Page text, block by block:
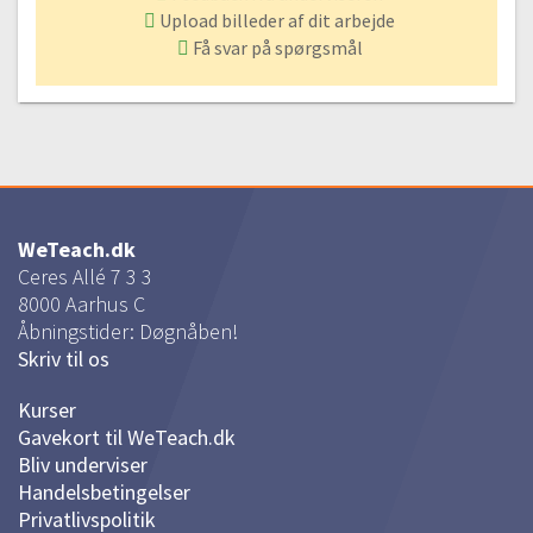
#51 Mellemstykket i retriller
02:14
Hue med stjernemønster | Indtagninger
#55 Hue med stjernemønster | Vi strikker efter diagram
Gratis video
00:22
#57 Ribkanten
01:03
#58 Skift til tykke pinde
Upload billeder af dit arbejde
Få svar på spørgsmål
WeTeach.dk
Ceres Allé 7 3 3
8000 Aarhus C
Åbningstider: Døgnåben!
Skriv til os
Kurser
Gavekort til WeTeach.dk
Bliv underviser
Handelsbetingelser
Privatlivspolitik